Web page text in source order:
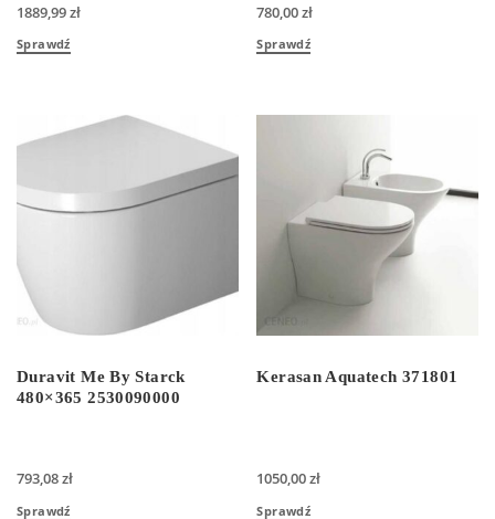
1889,99zł
Sprawdź
780,00zł
Sprawdź
Duravit Me By Starck
480×365 2530090000
793,08zł
Sprawdź
Kerasan Aquatech 371801
1050,00zł
Sprawdź